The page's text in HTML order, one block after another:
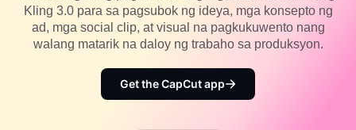
Pippit AI
AI na pampaganda ng larawan
Dreamina Seedance 2.5
Nano Banana Pro
Higit pa
Mga sitwasyon ng paggamit
Mga template para sa anibersaryo
Mga template ng mga effect
Pioneer Program
Creative Partner Program
CapCut Creative Campus
Kling 3.0 para sa pagsubok ng ideya, mga konsepto ng
ad, mga social clip, at visual na pagkukuwento nang
walang matarik na daloy ng trabaho sa produksyon.
Get the CapCut app